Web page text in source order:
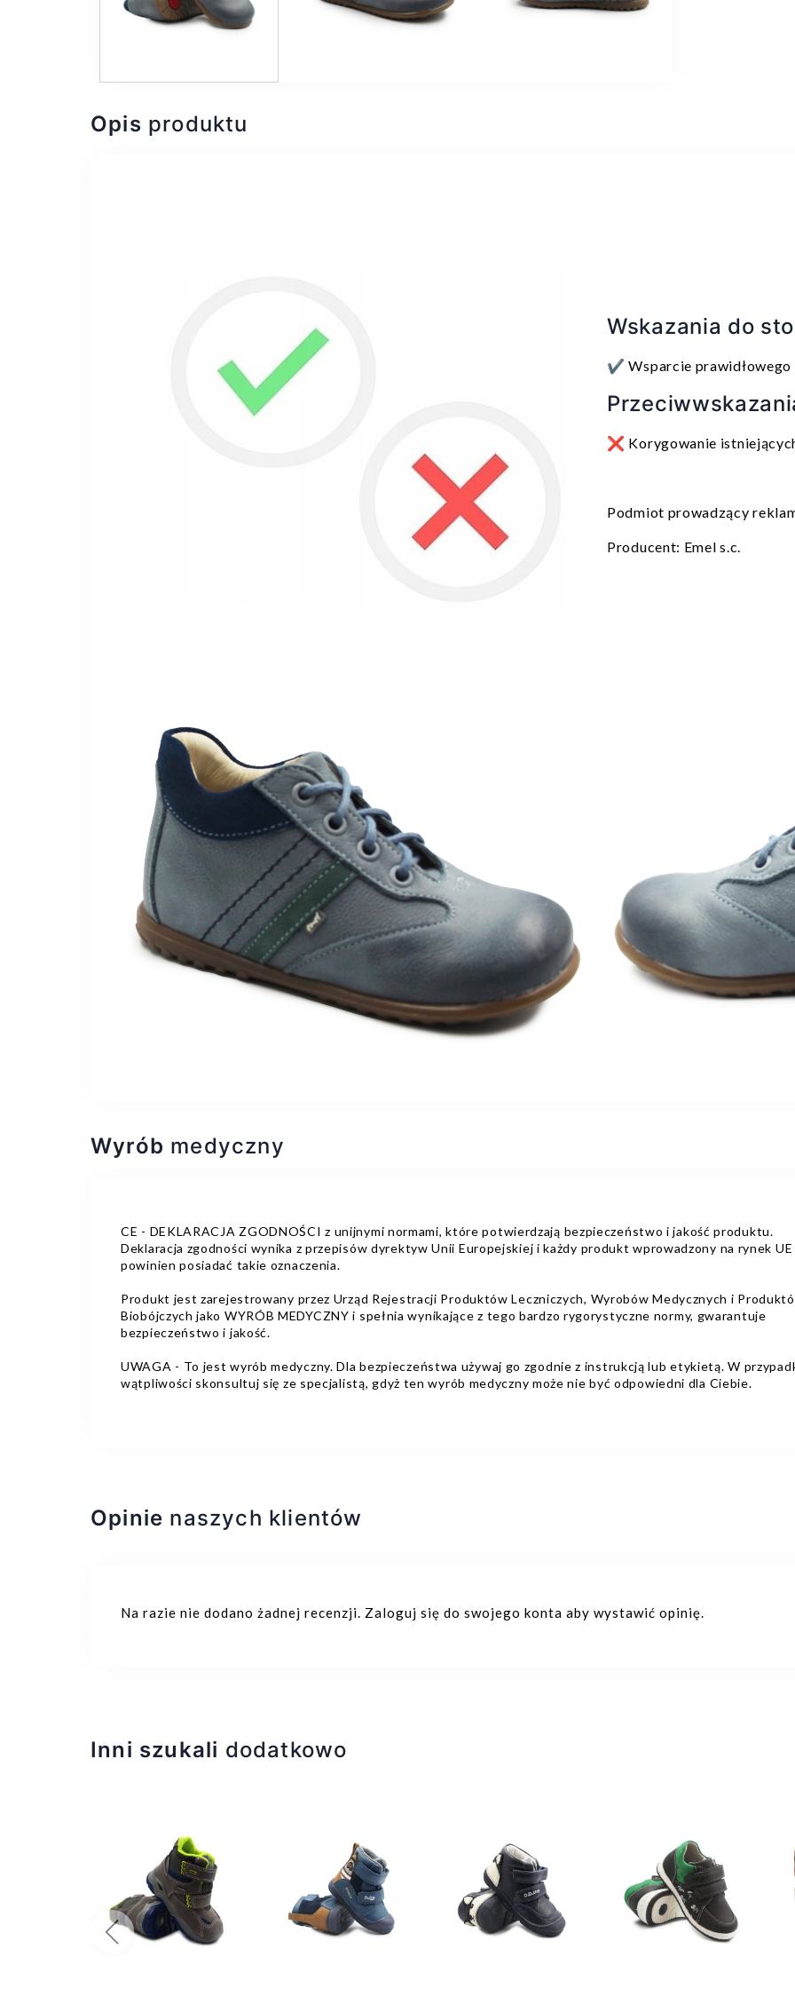
Opis produktu
Wskazania do
✔️ Wsparcie
❌ Korygowanie
Podmiot prowadzący
Producent: Emel s.c.
Wyrób medyczny
CE - DEKLARACJA ZGODNOŚCI z unijnymi normami, które potwierdzają bezpieczeństwo i jakość produktu.
Deklaracja zgodności wynika z przepisów dyrektyw Unii Europejskiej i każdy produkt wprowadzony na rynek UE
powinien posiadać takie oznaczenia.
Produkt jest zarejestrowany przez Urząd Rejestracji Produktów Leczniczych, Wyrobów Medycznych i
Biobójczych jako WYRÓB MEDYCZNY i spełnia wynikające z tego bardzo rygorystyczne normy, gwarantuje
bezpieczeństwo i jakość.
UWAGA - To jest wyrób medyczny. Dla bezpieczeństwa używaj go zgodnie z instrukcją lub etykietą. W
wątpliwości skonsultuj się ze specjalistą, gdyż ten wyrób medyczny może nie być odpowiedni dla Ciebie.
Opinie naszych klientów
Na razie nie dodano żadnej recenzji. Zaloguj się do swojego konta aby wystawić opinię.
Inni szukali dodatkowo
Poprzedni